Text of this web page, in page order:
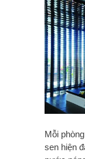
Mỗi
sen hiện